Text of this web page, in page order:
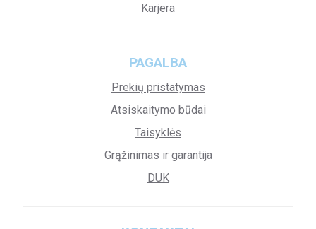
Karjera
PAGALBA
Prekių pristatymas
Atsiskaitymo būdai
Taisyklės
Grąžinimas ir garantija
DUK